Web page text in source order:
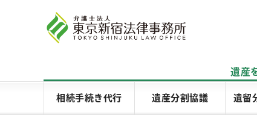
遺産
相続手続き代行 遺産分割協議 遺留